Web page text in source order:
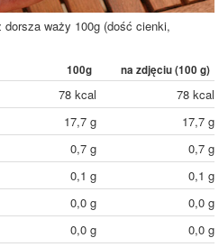
waży 100g (dość cienki,
100g na zdjęciu (100 g)
78 kcal
78 kcal
17,7 g
17,7 g
0,7 g 0,7 g
0,1 g
0,1 g
0,0 g 0,0 g
0,0 g
0,0 g